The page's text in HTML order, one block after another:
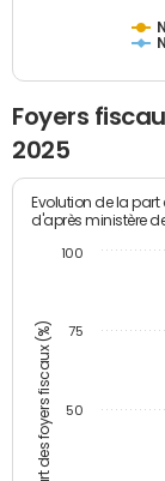
Foyers
2025
Part des foyers fiscaux (%)
Evolution de la part
d'après ministère
50
75
100